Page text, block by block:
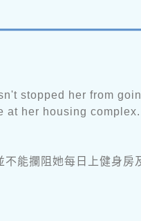
stopped her from
at her housing complex.
能攔阻她每日上健身房